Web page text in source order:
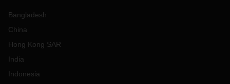
Bangladesh
China
Hong Kong SAR
India
Indonesia